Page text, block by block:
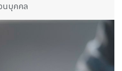
นบุคคล